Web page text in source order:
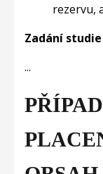
rezervu,
Zadání
...